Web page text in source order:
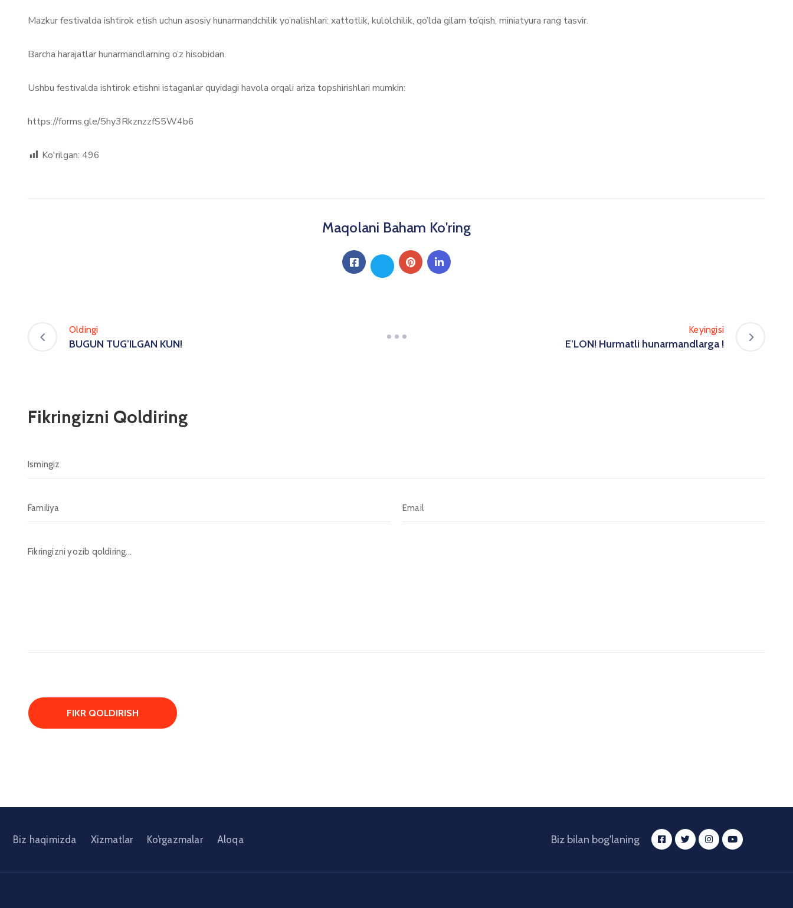
Mazkur festivalda ishtirok etish uchun asosiy hunarmandchilik yo’nalishlari: xattotlik, kulolchilik, qo’lda gilam to’qish, miniatyura rang tasvir.
Barcha harajatlar hunarmandlarning o’z hisobidan.
Ushbu festivalda ishtirok etishni istaganlar quyidagi havola orqali ariza topshirishlari mumkin:
https://forms.gle/5hy3RkznzzfS5W4b6
Ko'rilgan: 496
Maqolani Baham Ko'ring
Oldingi
BUGUN TUG’ILGAN KUN!
Keyingisi
E’LON! Hurmatli hunarmandlarga !
Fikringizni Qoldiring
Biz haqimizda Xizmatlar Ko’rgazmalar Aloqa Biz bilan bog'laning